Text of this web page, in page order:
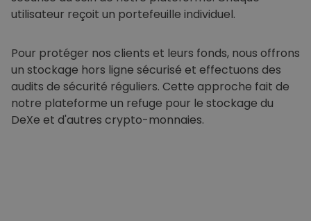
utilisateur reçoit un portefeuille individuel.
Pour protéger nos clients et leurs fonds, nous offrons
un stockage hors ligne sécurisé et effectuons des
audits de sécurité réguliers. Cette approche fait de
notre plateforme un refuge pour le stockage du
DeXe et d'autres crypto-monnaies.